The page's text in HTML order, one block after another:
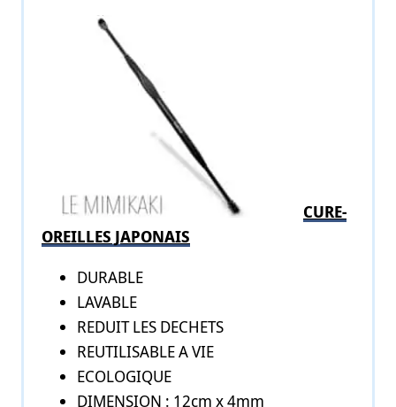
CURE-
OREILLES JAPONAIS
DURABLE
LAVABLE
REDUIT LES DECHETS
REUTILISABLE A VIE
ECOLOGIQUE
DIMENSION : 12cm x 4mm